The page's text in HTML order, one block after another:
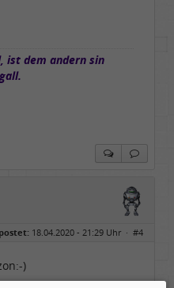
ist dem andern sin
18.04.2020 - 21:29 Uhr · #4
)